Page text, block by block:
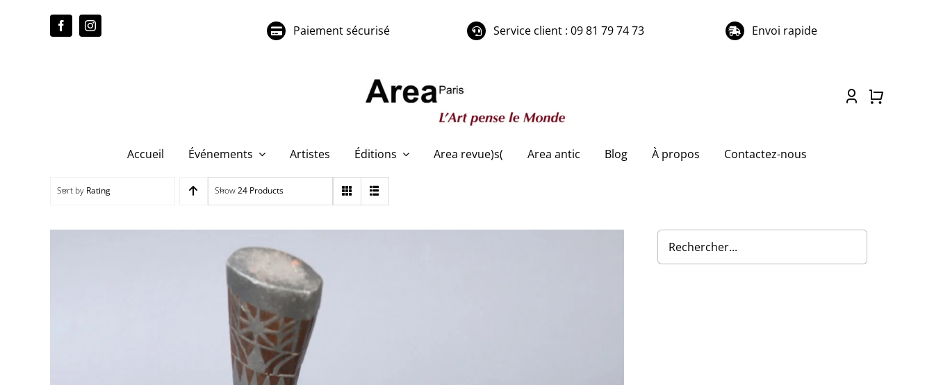
Paiement sécurisé Service client : 09 81 79 74 73 Envoi rapide
Accueil Événements Artistes Éditions Area revue)s( Area antic Blog À propos Contactez-nous
Sort by Rating Show24 Products